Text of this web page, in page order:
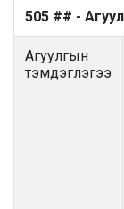
505 ## -
Агуулгын
тэмдэглэгээ